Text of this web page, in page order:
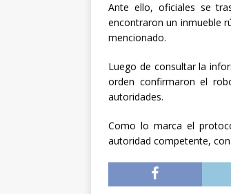
Ante ello, oficiales se
encontraron un inmueble
mencionado.
Luego de consultar la
orden confirmaron el
autoridades.
Como lo marca el
autoridad competente,